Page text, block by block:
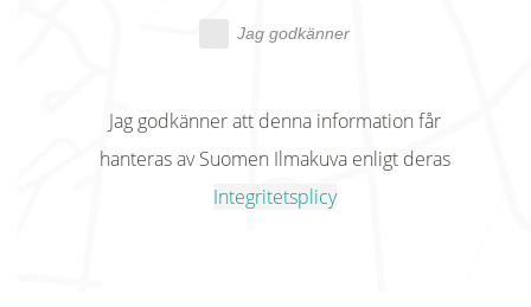
Jag godkänner
Jag godkänner att denna information får
hanteras av Suomen Ilmakuva enligt deras
Integritetsplicy